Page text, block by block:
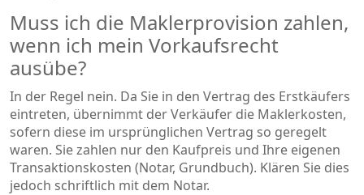
Muss ich die Maklerprovision zahlen,
wenn ich mein Vorkaufsrecht
ausübe?
In der Regel nein. Da Sie in den Vertrag des Erstkäufers
eintreten, übernimmt der Verkäufer die Maklerkosten,
sofern diese im ursprünglichen Vertrag so geregelt
waren. Sie zahlen nur den Kaufpreis und Ihre eigenen
Transaktionskosten (Notar, Grundbuch). Klären Sie dies
jedoch schriftlich mit dem Notar.